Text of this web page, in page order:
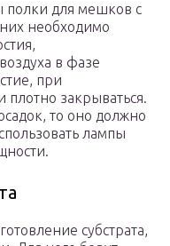
полки для мешков с
необходимо
в фазе
при
плотно закрываться.
то оно должно
лампы
субстрата,